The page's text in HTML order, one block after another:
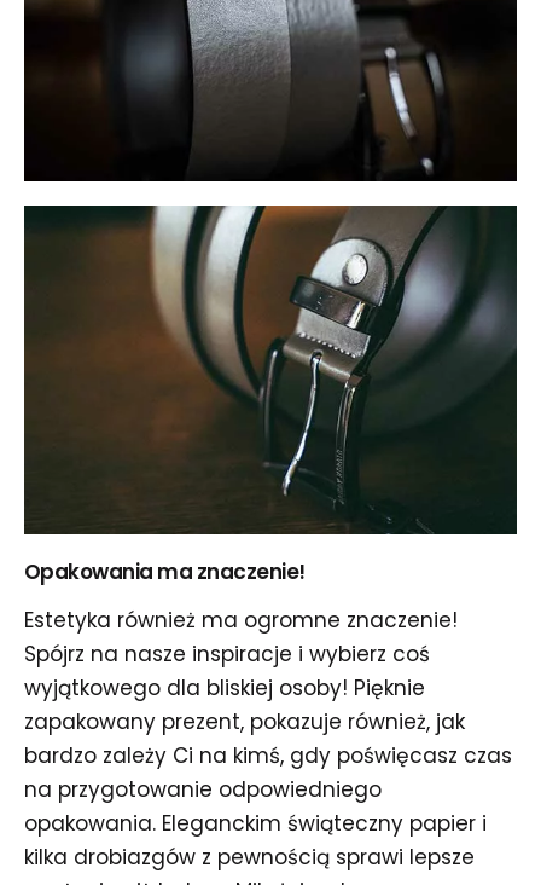
Opakowania ma znaczenie!
Estetyka również ma ogromne znaczenie!
Spójrz na nasze inspiracje i wybierz coś
wyjątkowego dla bliskiej osoby! Pięknie
zapakowany prezent, pokazuje również, jak
bardzo zależy Ci na kimś, gdy poświęcasz czas
na przygotowanie odpowiedniego
opakowania. Eleganckim świąteczny papier i
kilka drobiazgów z pewnością sprawi lepsze